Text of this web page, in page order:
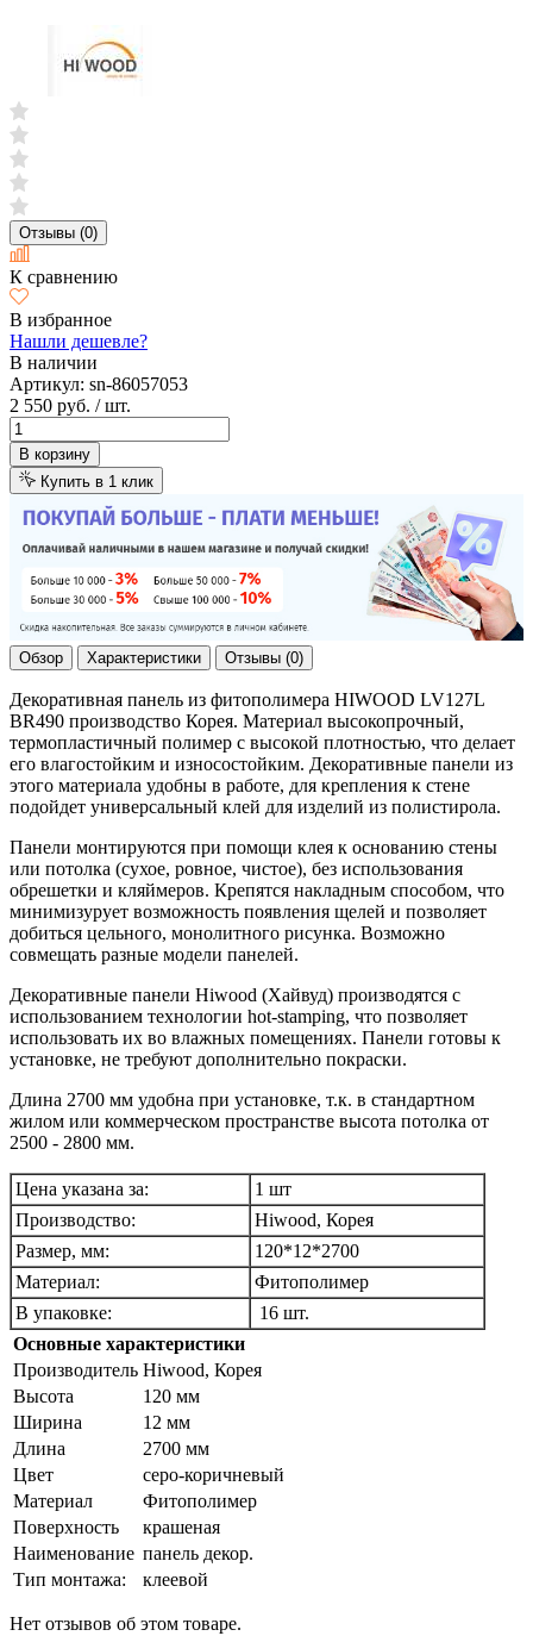
Отзывы (0)
К сравнению
В избранное
Нашли дешевле?
В наличии
Артикул: sn-86057053
2 550 руб. / шт.
В корзину
Купить в 1 клик
Обзор Характеристики Отзывы (0)
Декоративная панель из фитополимера HIWOOD LV127L
BR490 производство Корея. Материал высокопрочный,
термопластичный полимер с высокой плотностью, что делает
его влагостойким и износостойким. Декоративные панели из
этого материала удобны в работе, для крепления к стене
подойдет универсальный клей для изделий из полистирола.
Панели монтируются при помощи клея к основанию стены
или потолка (сухое, ровное, чистое), без использования
обрешетки и кляймеров. Крепятся накладным способом, что
минимизурует возможность появления щелей и позволяет
добиться цельного, монолитного рисунка. Возможно
совмещать разные модели панелей.
Декоративные панели Hiwood (Хайвуд) производятся с
использованием технологии hot-stamping, что позволяет
использовать их во влажных помещениях. Панели готовы к
установке, не требуют дополнительно покраски.
Длина 2700 мм удобна при установке, т.к. в стандартном
жилом или коммерческом пространстве высота потолка от
2500 - 2800 мм.
Цена указана за:
1 шт
Производство:
Hiwood, Корея
Размер, мм:
120*12*2700
Материал:
Фитополимер
В упаковке:
16 шт.
Основные характеристики
Производитель Hiwood, Корея
Высота
120 мм
Ширина
12 мм
Длина
2700 мм
Цвет
серо-коричневый
Материал
Фитополимер
Поверхность
крашеная
Наименование панель декор.
Тип монтажа:
клеевой
Нет отзывов об этом товаре.